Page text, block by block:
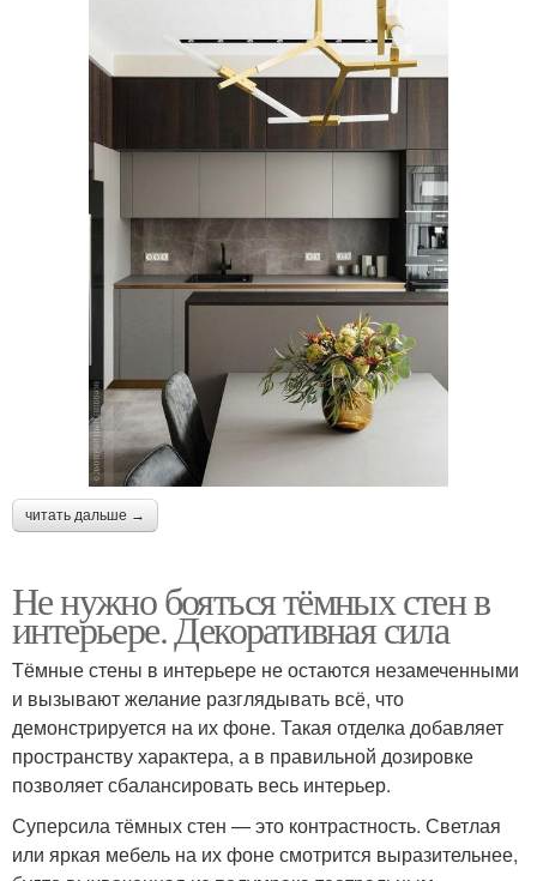
читать дальше →
Не нужно бояться тёмных стен в
интерьере. Декоративная сила
Тёмные стены в интерьере не остаются незамеченными
и вызывают желание разглядывать всё, что
демонстрируется на их фоне. Такая отделка добавляет
пространству характера, а в правильной дозировке
позволяет сбалансировать весь интерьер.
Суперсила тёмных стен — это контрастность. Светлая
или яркая мебель на их фоне смотрится выразительнее,